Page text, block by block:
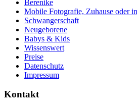
Berenike
Mobile Fotografie, Zuhause oder
Schwangerschaft
Neugeborene
Babys & Kids
Wissenswert
Preise
Datenschutz
Impressum
Kontakt